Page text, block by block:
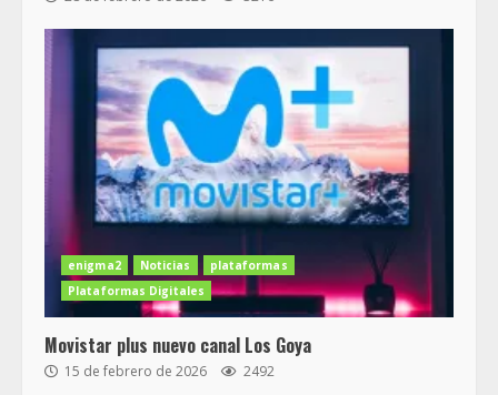
enigma2 Noticias
plataformas
Plataformas Digitales
Movistar plus nuevo canal Los Goya
15 de febrero de 2026 2492